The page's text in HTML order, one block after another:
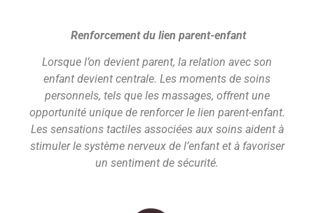
Renforcement du lien parent-enfant
Lorsque l’on devient parent, la relation avec son
enfant devient centrale. Les moments de soins
personnels, tels que les massages, offrent une
opportunité unique de renforcer le lien parent-enfant.
Les sensations tactiles associées aux soins aident à
stimuler le système nerveux de l’enfant et à favoriser
un sentiment de sécurité.